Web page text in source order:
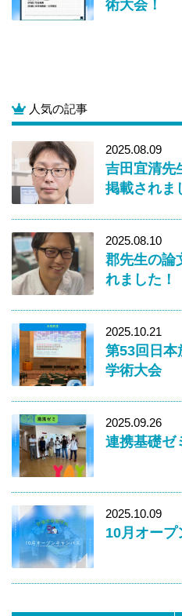
術大会！
人気の記事
2025.08.09
吉田宜清先
掲載されま
2025.08.10
郡先生の論
れました！
2025.10.21
第53回日本
学術大会
2025.09.26
連携基礎ゼ
2025.10.09
10月オープ